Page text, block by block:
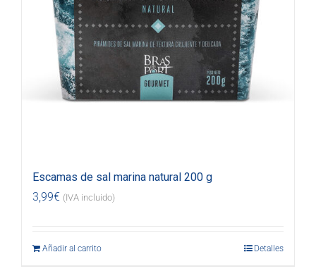
Escamas de sal marina natural 200 g
3,99€ (IVA incluido)
Añadir al carrito Detalles